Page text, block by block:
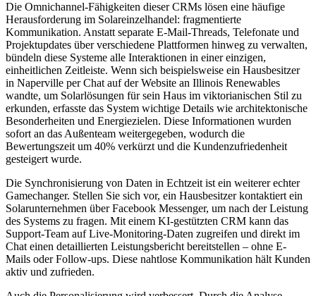
Die Omnichannel-Fähigkeiten dieser CRMs lösen eine häufige
Herausforderung im Solareinzelhandel: fragmentierte
Kommunikation. Anstatt separate E-Mail-Threads, Telefonate und
Projektupdates über verschiedene Plattformen hinweg zu verwalten,
bündeln diese Systeme alle Interaktionen in einer einzigen,
einheitlichen Zeitleiste. Wenn sich beispielsweise ein Hausbesitzer
in Naperville per Chat auf der Website an Illinois Renewables
wandte, um Solarlösungen für sein Haus im viktorianischen Stil zu
erkunden, erfasste das System wichtige Details wie architektonische
Besonderheiten und Energiezielen. Diese Informationen wurden
sofort an das Außenteam weitergegeben, wodurch die
Bewertungszeit um 40% verkürzt und die Kundenzufriedenheit
gesteigert wurde.
Die Synchronisierung von Daten in Echtzeit ist ein weiterer echter
Gamechanger. Stellen Sie sich vor, ein Hausbesitzer kontaktiert ein
Solarunternehmen über Facebook Messenger, um nach der Leistung
des Systems zu fragen. Mit einem KI-gestützten CRM kann das
Support-Team auf Live-Monitoring-Daten zugreifen und direkt im
Chat einen detaillierten Leistungsbericht bereitstellen – ohne E-
Mails oder Follow-ups. Diese nahtlose Kommunikation hält Kunden
aktiv und zufrieden.